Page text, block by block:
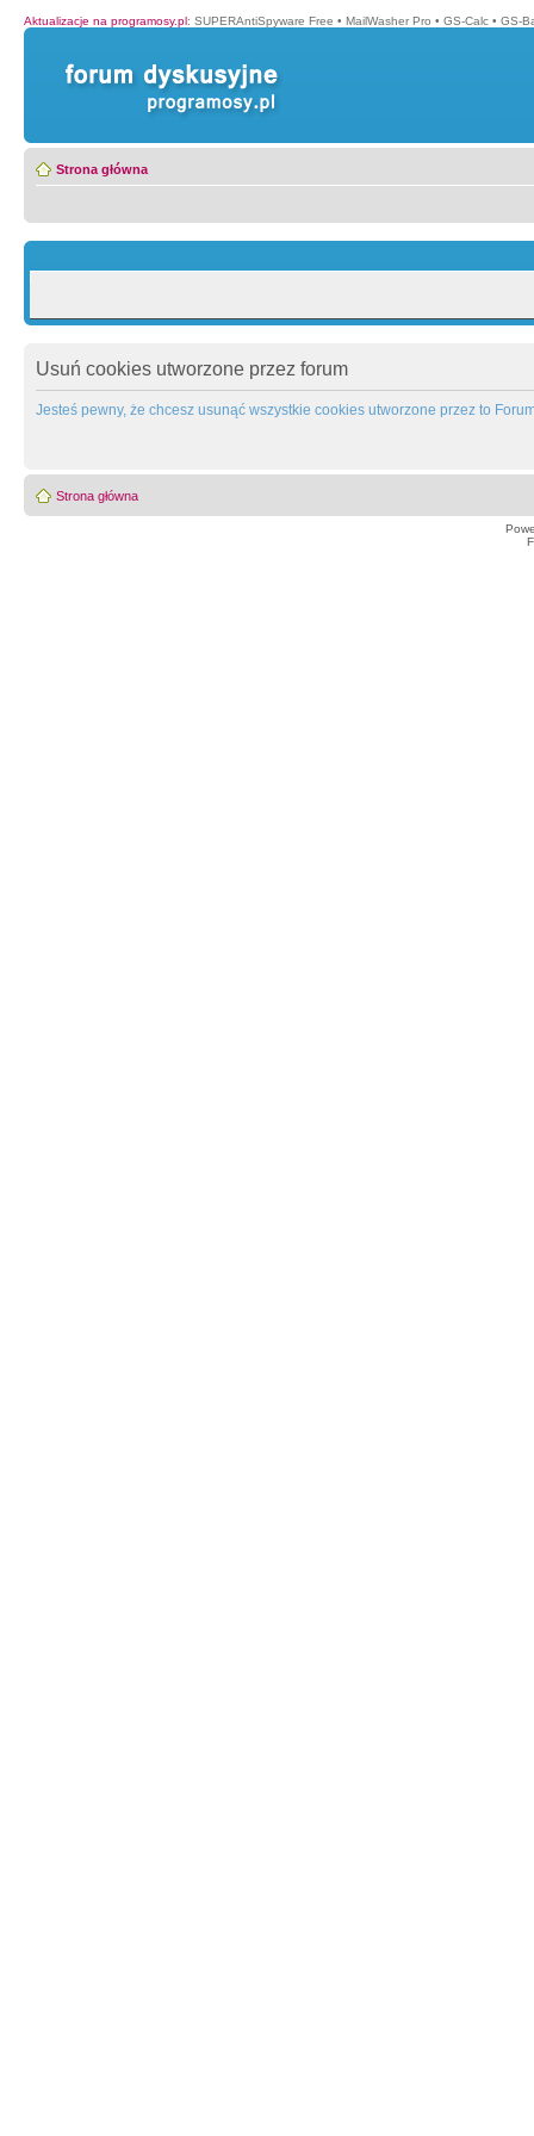
Aktualizacje na programosy.pl: SUPERAntiSpyware Free • MailWasher Pro • GS-Calc • GS-
Strona główna
Usuń cookies utworzone przez forum
Jesteś pewny, że chcesz usunąć wszystkie cookies utworzone przez to
Strona główna